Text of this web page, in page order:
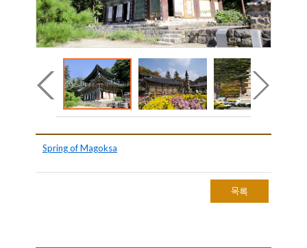
Spring of Magoksa
목록